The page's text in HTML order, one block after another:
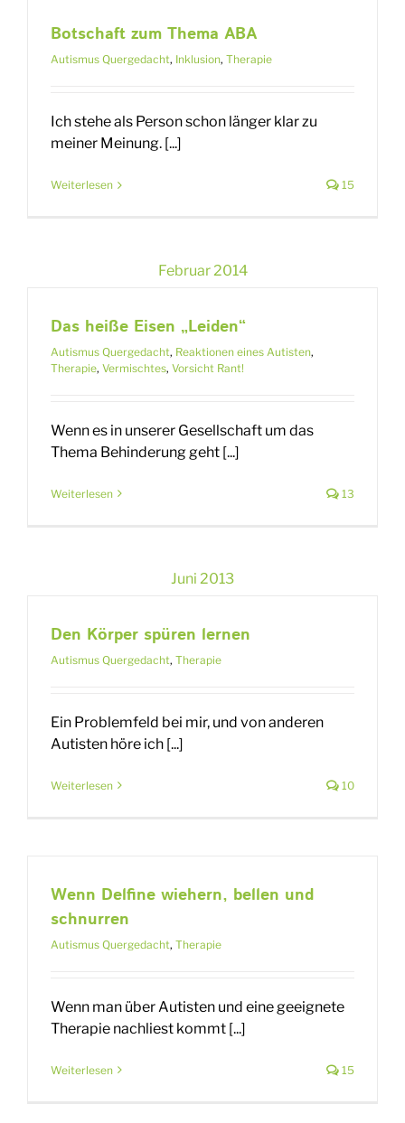
Botschaft zum Thema ABA
Autismus Quergedacht, Inklusion, Therapie
Ich stehe als Person schon länger klar zu
meiner Meinung. [...]
Weiterlesen 15
Februar 2014
Das heiße Eisen „Leiden“
Autismus Quergedacht, Reaktionen eines Autisten,
Therapie, Vermischtes, Vorsicht Rant!
Wenn es in unserer Gesellschaft um das
Thema Behinderung geht [...]
Weiterlesen 13
Juni 2013
Den Körper spüren lernen
Autismus Quergedacht, Therapie
Ein Problemfeld bei mir, und von anderen
Autisten höre ich [...]
Weiterlesen 10
Wenn Delfine wiehern, bellen und
schnurren
Autismus Quergedacht, Therapie
Wenn man über Autisten und eine geeignete
Therapie nachliest kommt [...]
Weiterlesen 15